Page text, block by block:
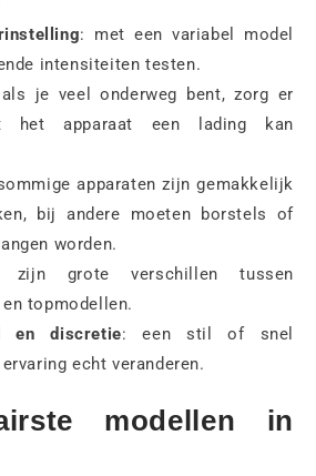
: met een variabel model
intensiteiten testen.
je veel onderweg bent, zorg er
het apparaat een lading kan
apparaten zijn gemakkelijk
bij andere moeten borstels of
worden.
grote verschillen tussen
topmodellen.
en discretie: een stil of snel
echt veranderen.
modellen in